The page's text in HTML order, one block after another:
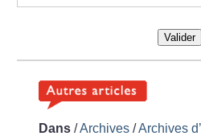
Valider
Dans /Archives /Archives